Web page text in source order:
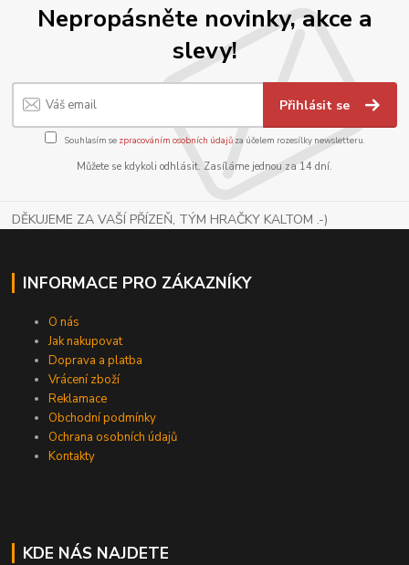
Nepropásněte novinky, akce a
slevy!
Přihlásit se
Souhlasím se zpracováním osobních údajůza účelem rozesílky newsletteru.
Můžete se kdykoli odhlásit. Zasíláme jednou za 14 dní.
DĚKUJEME ZA VAŠÍ PŘÍZEŇ, TÝM HRAČKY KALTOM .-)
INFORMACE PRO ZÁKAZNÍKY
O nás
Jak nakupovat
Doprava a platba
Vrácení zboží
Reklamace
Obchodní podmínky
Ochrana osobních údajů
Kontakty
KDE NÁS NAJDETE